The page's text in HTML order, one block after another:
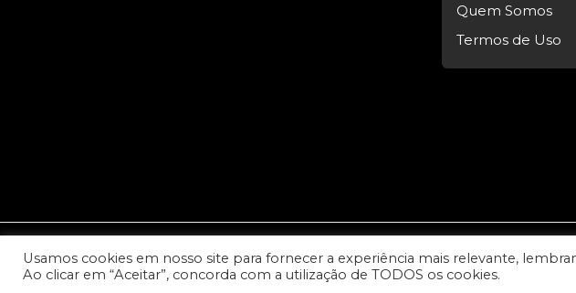
Quem Somos
Termos de Uso
© 2023 Copyright: Todos os direitos reservados - Canal Tech.
Usamos cookies em nosso site para fornecer a experiência mais relevante,
Ao clicar em “Aceitar”, concorda com a utilização de TODOS os cookies.